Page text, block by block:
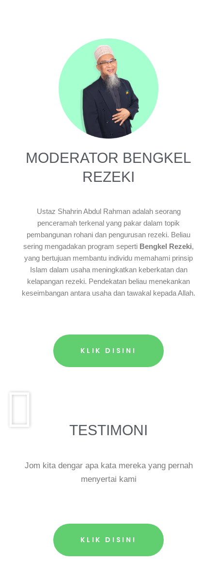
MODERATOR BENGKEL
REZEKI
Ustaz Shahrin Abdul Rahman adalah seorang
penceramah terkenal yang pakar dalam topik
pembangunan rohani dan pengurusan rezeki. Beliau
sering mengadakan program seperti Bengkel Rezeki,
yang bertujuan membantu individu memahami prinsip
Islam dalam usaha meningkatkan keberkatan dan
kelapangan rezeki. Pendekatan beliau menekankan
keseimbangan antara usaha dan tawakal kepada Allah.
KLIK DISINI
TESTIMONI
Jom kita dengar apa kata mereka yang pernah
menyertai kami
KLIK DISINI